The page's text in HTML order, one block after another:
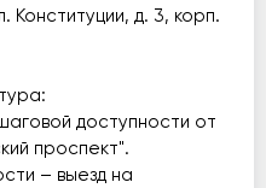
Конституции, д. 3, корп.
доступности от
проспект".
– выезд на